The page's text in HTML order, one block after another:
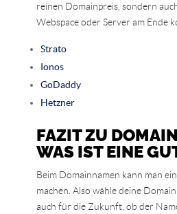
reinen Domainpreis, sondern
Webspace oder Server am Ende
Strato
Ionos
GoDaddy
Hetzner
FAZIT ZU
WAS IST EINE
Beim Domainnamen kann man
machen. Also wähle deine
auch für die Zukunft, ob der